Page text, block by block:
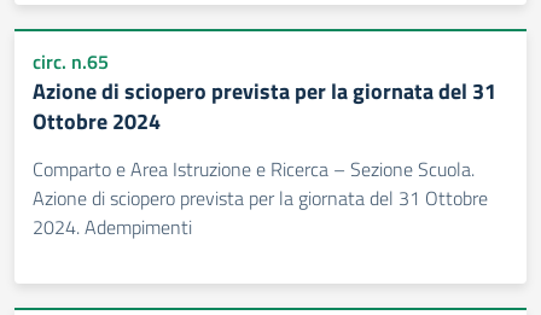
circ. n.65
Azione di sciopero prevista per la giornata del 31
Ottobre 2024
Comparto e Area Istruzione e Ricerca – Sezione Scuola.
Azione di sciopero prevista per la giornata del 31 Ottobre
2024. Adempimenti